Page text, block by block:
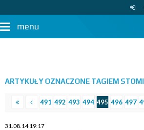
menu
ARTYKUŁY OZNACZONE TAGIEM
491 492 493 494 495 496 497
31.08.14 19:17